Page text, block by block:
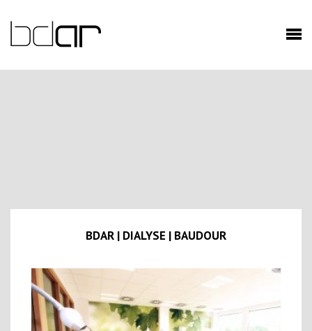
BDAR | DIALYSE | BAUDOUR